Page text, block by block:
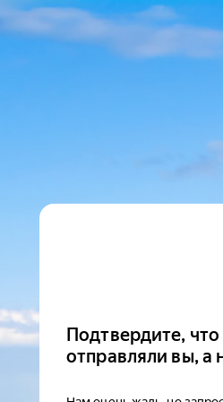
Подтвердите,
отправляли вы, а